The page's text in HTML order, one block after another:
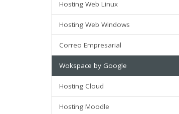
Hosting Web Linux
Hosting Web Windows
Correo Empresarial
Wokspace by Google
Hosting Cloud
Hosting Moodle